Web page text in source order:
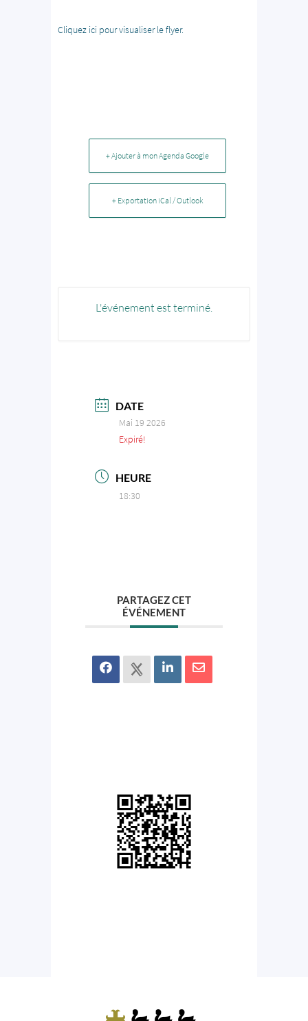
Cliquez ici pour visualiser le flyer.
+ Ajouter à mon Agenda Google
+ Exportation iCal / Outlook
L'événement est terminé.
DATE
Mai 19 2026
Expiré!
HEURE
18:30
PARTAGEZ CET
ÉVÉNEMENT